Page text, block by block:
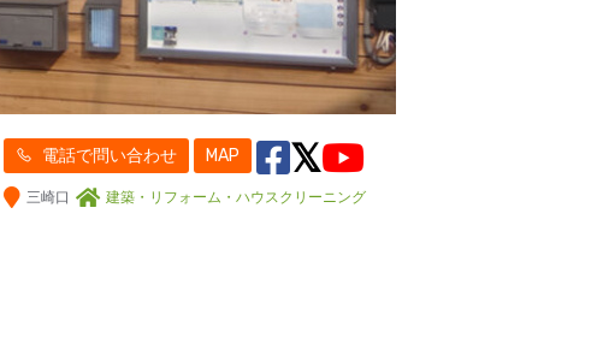
電話で問い合わせ MAP
三崎口 建築・リフォーム・ハウスクリーニング